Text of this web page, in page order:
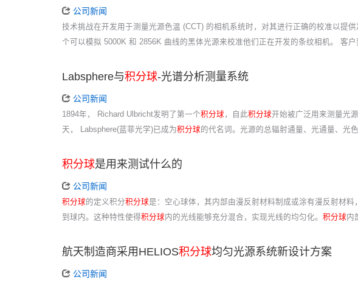
公司新闻
技术挑战在开发用于测量光源色温 (CCT) 的相机系统时，对其进行正确的校准以提
个可以模拟 5000K 和 2856K 曲线的黑体光源来校准他们正在开发的条纹相机。 客
Labsphere与积分球-光谱分析测量系统
公司新闻
1894年， Richard Ulbricht发明了第一个积分球 ，自此积分球开始被广泛用来测量光
天， Labsphere(蓝菲光学)已成为积分球的代名词。光源的总辐射通量、光通量、光
积分球是用来测试什么的
公司新闻
积分球的定义积分积分球是：空心球体，其内部由漫反射材料制成或涂有漫反射材料，
到球内。这种特性使得积分球内的光线能够充分混合，实现光线的均匀化。 积分球内
航天制造商采用HELIOS积分球均匀光源系统新设计方案
公司新闻